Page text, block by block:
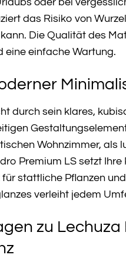
das Risiko von
Die Qualität des
eine einfache Wartung.
durch sein klares,
Wohnzimmer, als
Premium LS setzt
stattliche Pflanzen
verleiht jedem
zu